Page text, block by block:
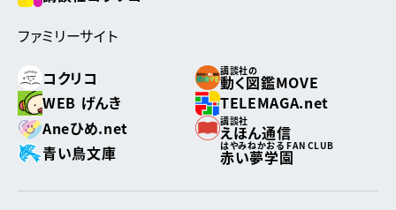
ファミリーサイト
コクリコ
講談社の
動く図鑑MOVE
WEB げんき
TELEMAGA.net
Aneひめ.net
講談社
えほん通信
青い鳥文庫
はやみねかおる FAN CLUB
赤い夢学園